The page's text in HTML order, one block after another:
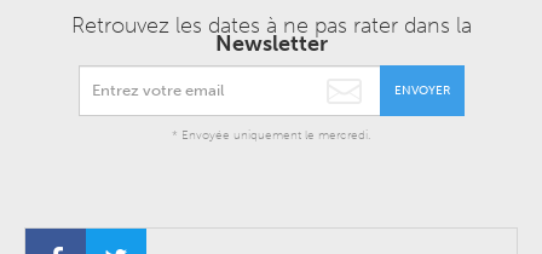
Retrouvez les dates à ne pas rater dans la
Newsletter
ENVOYER
* Envoyée uniquement le mercredi.